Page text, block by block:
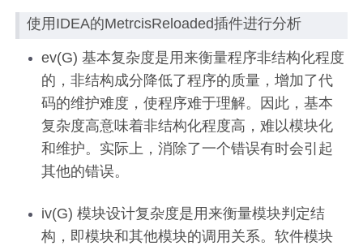
使用IDEA的MetrcisReloaded插件进行分析
ev(G) 基本复杂度是用来衡量程序非结构化程度
的，非结构成分降低了程序的质量，增加了代
码的维护难度，使程序难于理解。因此，基本
复杂度高意味着非结构化程度高，难以模块化
和维护。实际上，消除了一个错误有时会引起
其他的错误。
iv(G) 模块设计复杂度是用来衡量模块判定结
构，即模块和其他模块的调用关系。软件模块